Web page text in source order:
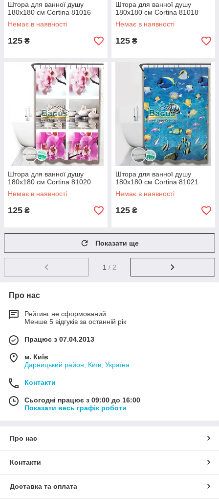
Штора для ванної душу
180х180 см Cortina 81016
Немає в наявності
125 ₴
Штора для ванної душу
180х180 см Cortina 81018
Немає в наявності
125 ₴
Штора для ванної душу
180х180 см Cortina 81020
Немає в наявності
125 ₴
Штора для ванної душу
180х180 см Cortina 81021
Немає в наявності
125 ₴
Показати ще
1 / 2
Про нас
Рейтинг не сформований
Менше 5 відгуків за останній рік
Працює з 07.04.2013
м. Київ
Дарницький район, Київ, Україна
Контакти
Сьогодні працює з 09:00 до 16:00
Показати весь графік роботи
Про нас
Контакти
Доставка та оплата